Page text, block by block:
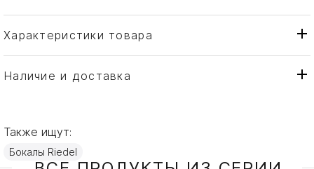
Характеристики товара
Бренд
Riedel
Страна производителя
Наличие и доставка
Также ищут:
Бокалы Riedel